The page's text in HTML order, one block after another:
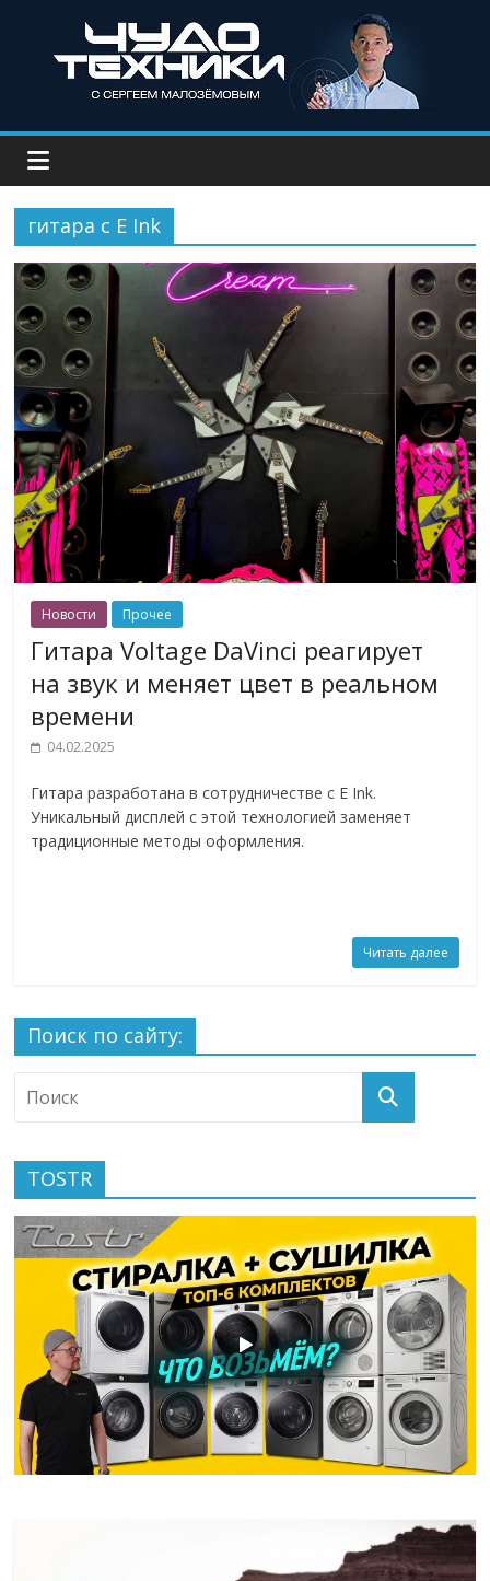
гитара с E Ink
Новости Прочее
Гитара Voltage DaVinci реагирует
на звук и меняет цвет в реальном
времени
04.02.2025
Гитара разработана в сотрудничестве с E Ink.
Уникальный дисплей с этой технологией заменяет
традиционные методы оформления.
Читать далее
Поиск по сайту:
TOSTR